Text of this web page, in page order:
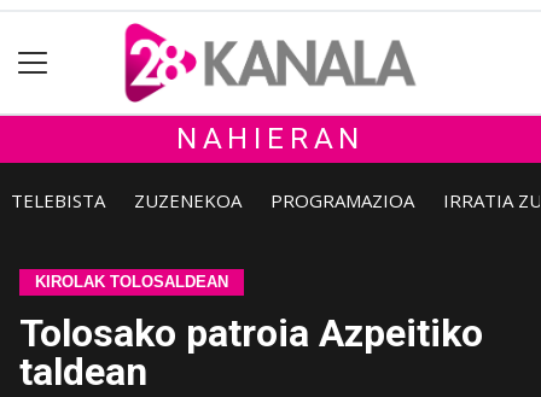
NAHIERAN
TELEBISTA ZUZENEKOA PROGRAMAZIOA IRRATIA
KIROLAK TOLOSALDEAN
Tolosako patroia Azpeitiko
taldean